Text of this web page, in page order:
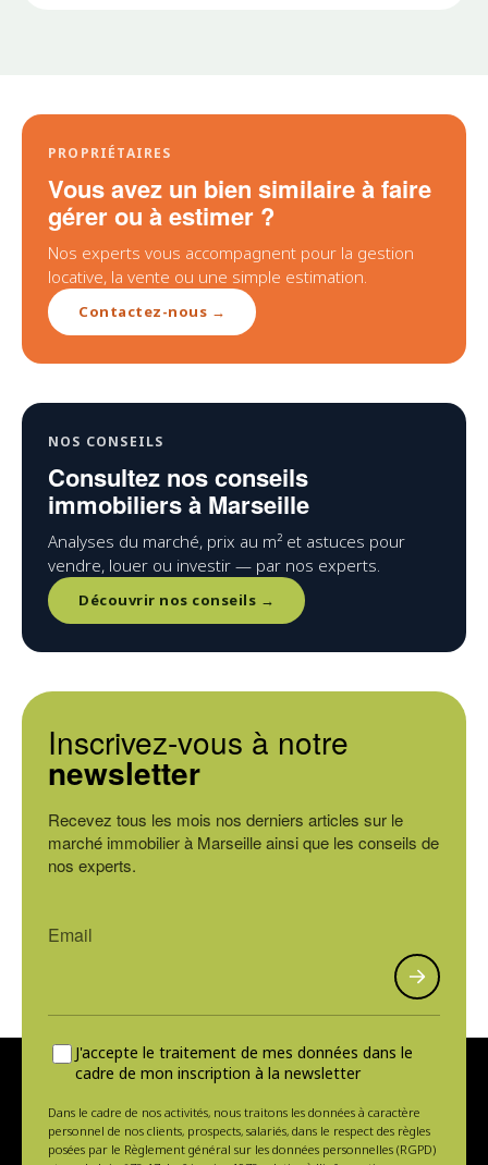
PROPRIÉTAIRES
Vous avez un bien similaire à faire
gérer ou à estimer ?
Nos experts vous accompagnent pour la gestion
locative, la vente ou une simple estimation.
Contactez-nous →
NOS CONSEILS
Consultez nos conseils
immobiliers à Marseille
Analyses du marché, prix au m² et astuces pour
vendre, louer ou investir — par nos experts.
Découvrir nos conseils →
Inscrivez-vous à notre
newsletter
Recevez tous les mois nos derniers articles sur le
marché immobilier à Marseille ainsi que les conseils de
nos experts.
J'accepte le traitement de mes données dans le
cadre de mon inscription à la newsletter
Dans le cadre de nos activités, nous traitons les données à caractère
personnel de nos clients, prospects, salariés, dans le respect des règles
posées par le Règlement général sur les données personnelles (RGPD)